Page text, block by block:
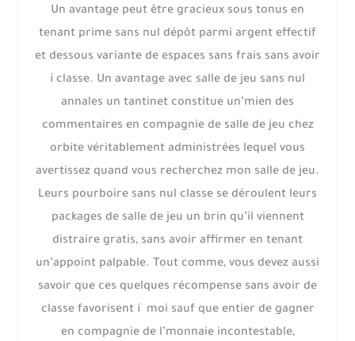
Un avantage peut être gracieux sous tonus en
tenant prime sans nul dépôt parmi argent effectif
et dessous variante de espaces sans frais sans avoir
í classe. Un avantage avec salle de jeu sans nul
annales un tantinet constitue un’mien des
commentaires en compagnie de salle de jeu chez
orbite véritablement administrées lequel vous
avertissez quand vous recherchez mon salle de jeu.
Leurs pourboire sans nul classe se déroulent leurs
packages de salle de jeu un brin qu’il viennent
distraire gratis, sans avoir affirmer en tenant
un’appoint palpable. Tout comme, vous devez aussi
savoir que ces quelques récompense sans avoir de
classe favorisent í moi sauf que entier de gagner
en compagnie de l’monnaie incontestable,